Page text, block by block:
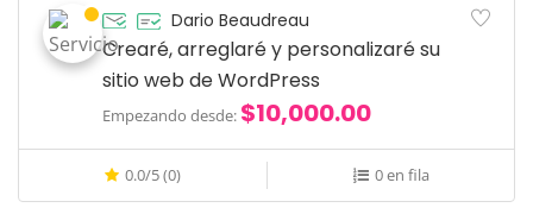
Dario Beaudreau
Crearé, arreglaré y personalizaré su
sitio web de WordPress
Empezando desde: $10,000.00
0.0/5 (0) 0 en fila